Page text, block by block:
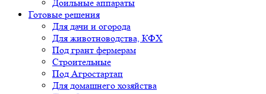
Доильные аппараты
Готовые решения
Для дачи и огорода
Для животноводства, КФХ
Под грант фермерам
Строительные
Под Агростартап
Для домашнего хозяйства